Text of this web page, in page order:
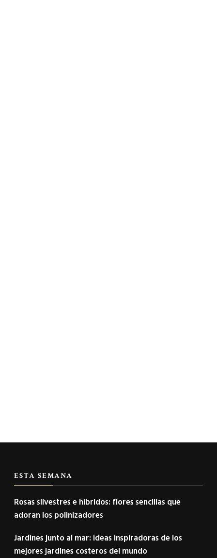
ESTA SEMANA
Rosas silvestres e híbridos: flores sencillas que
adoran los polinizadores
Jardines junto al mar: ideas inspiradoras de los
mejores jardines costeros del mundo